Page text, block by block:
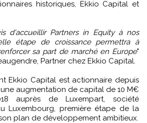
historiques, Ekkio Capital et
d'accueillir Partners in Equity à nos
étape de croissance permettra à
sa part de marché en Europe"
Partner chez Ekkio Capital.
Ekkio Capital est actionnaire depuis
une augmentation de capital de 10 M€
auprès de Luxempart, société
Luxembourg, première étape de la
plan de développement ambitieux.